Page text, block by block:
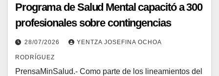
Programa de Salud Mental capacitó a 300
profesionales sobre contingencias
sísmicas en Cojedes
28/07/2026 YENTZA JOSEFINA OCHOA
RODRÍGUEZ
PrensaMinSalud.- Como parte de los lineamientos del